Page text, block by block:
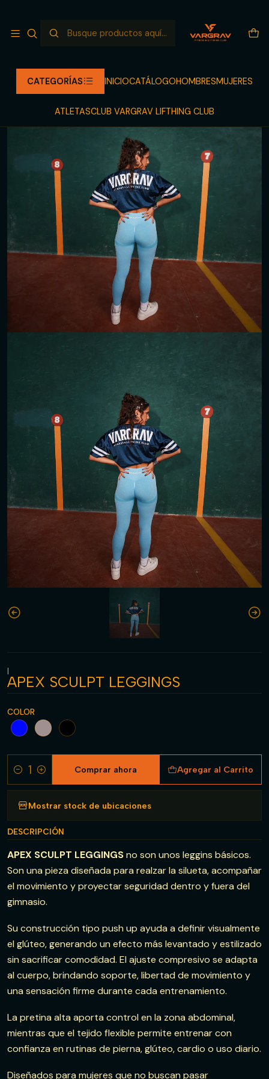
CATEGORÍAS INICIOCATÁLOGOHOMBRESMUJERES
ATLETASCLUB VARGRAV LIFTHING CLUB
Inicio CATÁLOGO APEX SCULPT LEGGINGS
|
APEX SCULPT LEGGINGS
COLOR
Cantidad
Agregar al Carrito
Comprar ahora
Mostrar stock de ubicaciones
DESCRIPCIÓN
APEX SCULPT LEGGINGSno son unos leggins básicos.
Son una pieza diseñada para realzar la silueta, acompañar
el movimiento y proyectar seguridad dentro y fuera del
gimnasio.
Su construcción tipo push up ayuda a definir visualmente
el glúteo, generando un efecto más levantado y estilizado
sin sacrificar comodidad. El ajuste compresivo se adapta
al cuerpo, brindando soporte, libertad de movimiento y
una sensación firme durante cada entrenamiento.
La pretina alta aporta control en la zona abdominal,
mientras que el tejido flexible permite entrenar con
confianza en rutinas de pierna, glúteo, cardio o uso diario.
Diseñados para mujeres que no buscan pasar